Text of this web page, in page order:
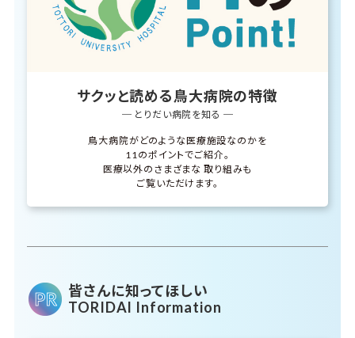
サクッと読める鳥大病院の特徴
─ とりだい病院を知る ─
鳥大病院がどのような医療施設なのかを
11のポイントでご紹介。
医療以外のさまざまな 取り組みも
ご覧いただけます。
皆さんに知ってほしい
TORIDAI Information